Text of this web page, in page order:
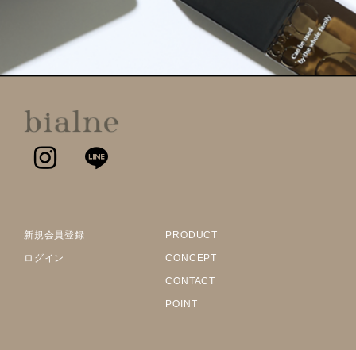
新規会員登録
ログイン
PRODUCT
CONCEPT
CONTACT
POINT